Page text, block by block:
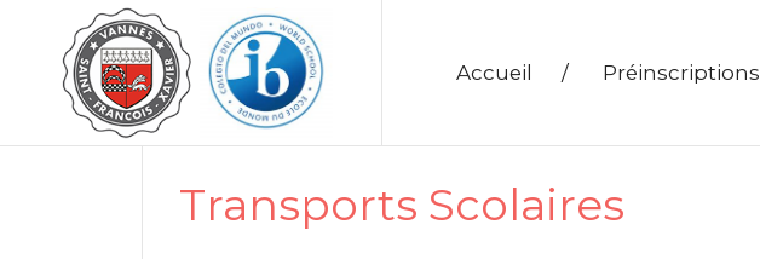
Accueil / Préinscriptions
Transports Scolaires